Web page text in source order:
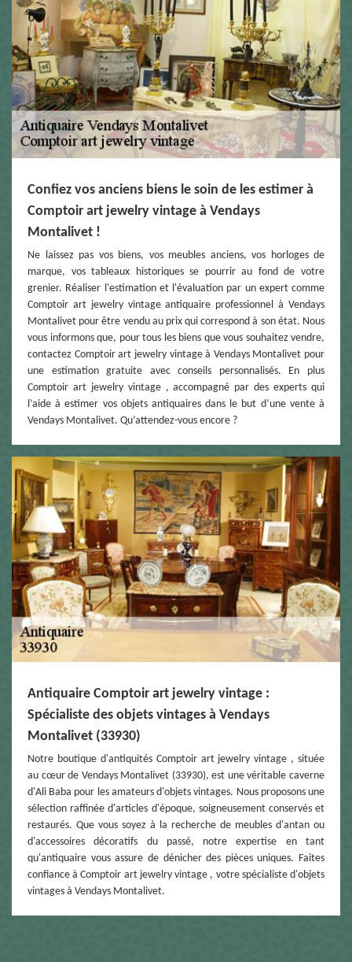
Confiez vos anciens biens le soin de les estimer à
Comptoir art jewelry vintage à Vendays
Montalivet !
Ne laissez pas vos biens, vos meubles anciens, vos horloges de
marque, vos tableaux historiques se pourrir au fond de votre
grenier. Réaliser l'estimation et l'évaluation par un expert comme
Comptoir art jewelry vintage antiquaire professionnel à Vendays
Montalivet pour être vendu au prix qui correspond à son état. Nous
vous informons que, pour tous les biens que vous souhaitez vendre,
contactez Comptoir art jewelry vintage à Vendays Montalivet pour
une estimation gratuite avec conseils personnalisés. En plus
Comptoir art jewelry vintage , accompagné par des experts qui
l’aide à estimer vos objets antiquaires dans le but d’une vente à
Vendays Montalivet. Qu’attendez-vous encore ?
Antiquaire Comptoir art jewelry vintage :
Spécialiste des objets vintages à Vendays
Montalivet (33930)
Notre boutique d'antiquités Comptoir art jewelry vintage , située
au cœur de Vendays Montalivet (33930), est une véritable caverne
d'Ali Baba pour les amateurs d'objets vintages. Nous proposons une
sélection raffinée d'articles d'époque, soigneusement conservés et
restaurés. Que vous soyez à la recherche de meubles d'antan ou
d'accessoires décoratifs du passé, notre expertise en tant
qu'antiquaire vous assure de dénicher des pièces uniques. Faites
confiance à Comptoir art jewelry vintage , votre spécialiste d'objets
vintages à Vendays Montalivet.